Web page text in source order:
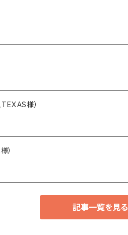
様）
）
記事一覧を見る